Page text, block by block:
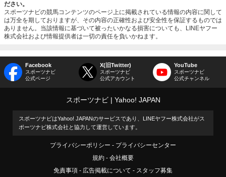
ださい。
スポーツナビの競馬コンテンツのページ上に掲載されている情報の内容に関して
は万全を期しておりますが、その内容の正確性および安全性を保証するものでは
ありません。当該情報に基づいて被ったいかなる損害についても、LINEヤフー
株式会社および情報提供者は一切の責任を負いかねます。
Facebook
スポーツナビ
公式ページ
X(旧Twitter)
スポーツナビ
公式アカウント
YouTube
スポーツナビ
公式チャンネル
スポーツナビ Yahoo! JAPAN
スポーツナビはYahoo! JAPANのサービスであり、LINEヤフー株式会社がス
ポーツナビ株式会社と協力して運営しています。
プライバシーポリシー
プライバシーセンター
規約
会社概要
免責事項
広告掲載について スタッフ募集